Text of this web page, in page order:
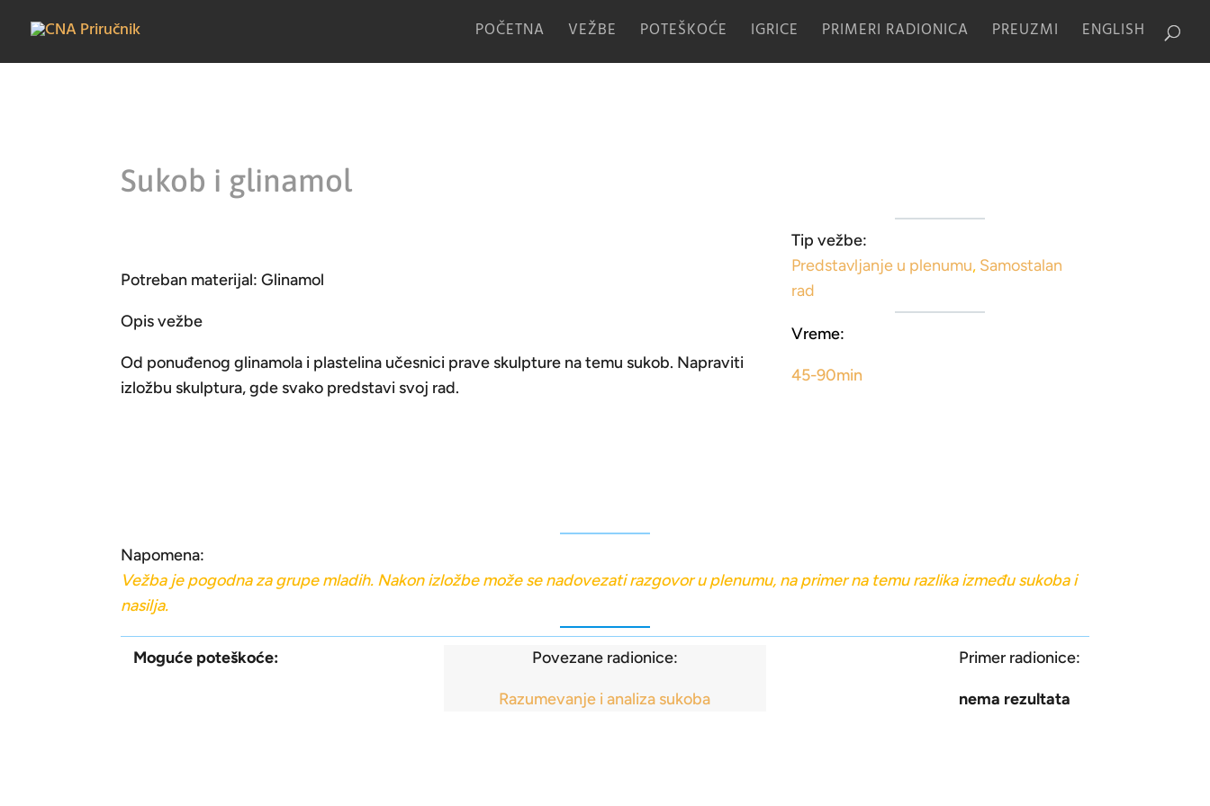
POČETNA VEŽBE POTEŠKOĆE IGRICE PRIMERI RADIONICA PREUZMI ENGLISH
Sukob i glinamol
Potreban materijal: Glinamol
Opis vežbe
Od ponuđenog glinamola i plastelina učesnici prave skulpture na temu sukob. Napraviti
izložbu skulptura, gde svako predstavi svoj rad.
Tip vežbe:
Predstavljanje u plenumu, Samostalan
rad
Vreme:
45-90min
Napomena:
Vežba je pogodna za grupe mladih. Nakon izložbe može se nadovezati razgovor u plenumu, na primer na temu razlika između sukoba i
nasilja.
Moguće poteškoće: Povezane radionice:
Razumevanje i analiza sukoba
Primer radionice:
nema rezultata